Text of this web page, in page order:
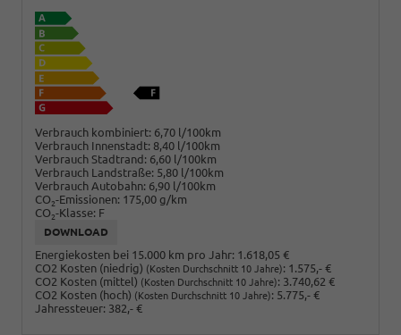
Verbrauch kombiniert: 6,70 l/100km
Verbrauch Innenstadt: 8,40 l/100km
Verbrauch Stadtrand: 6,60 l/100km
Verbrauch Landstraße: 5,80 l/100km
Verbrauch Autobahn: 6,90 l/100km
CO2-Emissionen: 175,00 g/km
CO2-Klasse: F
DOWNLOAD
Energiekosten bei 15.000 km pro Jahr: 1.618,05 €
CO2 Kosten (niedrig) (Kosten Durchschnitt 10 Jahre): 1.575,- €
CO2 Kosten (mittel) (Kosten Durchschnitt 10 Jahre): 3.740,62 €
CO2 Kosten (hoch) (Kosten Durchschnitt 10 Jahre): 5.775,- €
Jahressteuer: 382,- €